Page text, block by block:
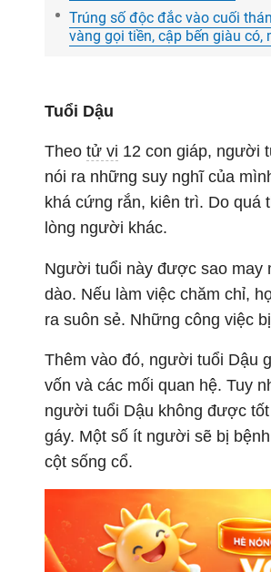
Trúng số độc đắc vào cuối
vàng gọi tiền, cập bến giàu
Tuổi Dậu
Theo tử vi 12 con giáp, người
nói ra những suy nghĩ của
khá cứng rắn, kiên trì. Do quá
lòng người khác.
Người tuổi này được sao may
dào. Nếu làm việc chăm chỉ,
ra suôn sẻ. Những công việc
Thêm vào đó, người tuổi Dậu
vốn và các mối quan hệ. Tuy
người tuổi Dậu không được
gáy. Một số ít người sẽ bị
cột sống cổ.